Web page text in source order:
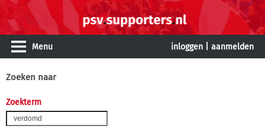
Menu inloggen aanmelden
Zoeken naar
Zoekterm